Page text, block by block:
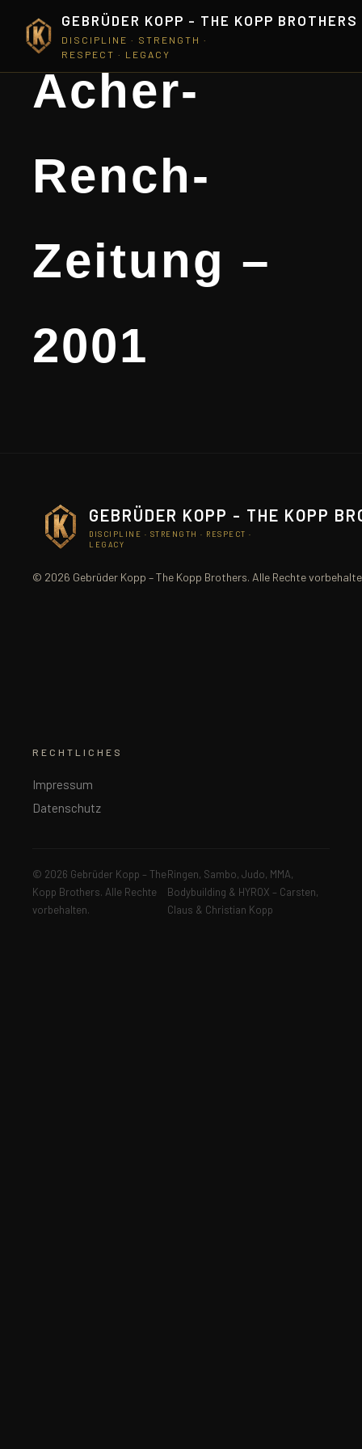
GEBRÜDER KOPP - THE KOPP BROTHERS
DISCIPLINE · STRENGTH ·
RESPECT · LEGACY
Acher-
Rench-
Zeitung –
2001
GEBRÜDER KOPP - THE KOPP
DISCIPLINE · STRENGTH · RESPECT ·
LEGACY
© 2026 Gebrüder Kopp – The Kopp Brothers. Alle Rechte
RECHTLICHES
Impressum
Datenschutz
© 2026 Gebrüder Kopp – The
Kopp Brothers. Alle Rechte
vorbehalten.
Ringen, Sambo, Judo, MMA,
Bodybuilding & HYROX – Carsten,
Claus & Christian Kopp